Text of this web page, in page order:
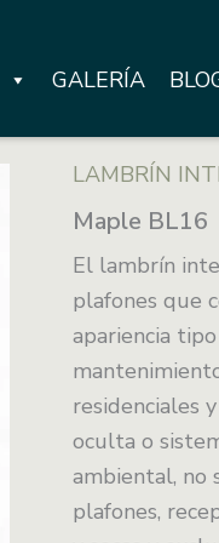
GALERÍA
LAMBRÍN
Maple BL16
El lambrín
plafones que
apariencia
residenciales
oculta o
ambiental, no
plafones,